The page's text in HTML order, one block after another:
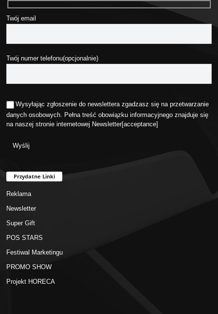
Twój email
Twój numer telefonu(opcjonalnie)
Wysyłając zgłoszenie do newslettera zgadzasz się na przetwarzanie
danych osobowych. Pełna treść obowiązku informacyjnego znajduje się
na naszej stronie internetowej Newsletter[acceptance]
Przydatne Linki
Reklama
Newsletter
Super Gift
POS STARS
Festiwal Marketingu
PROMO SHOW
Projekt HORECA